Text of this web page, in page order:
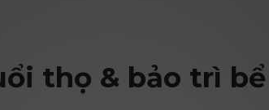
thọ & bảo trì bể